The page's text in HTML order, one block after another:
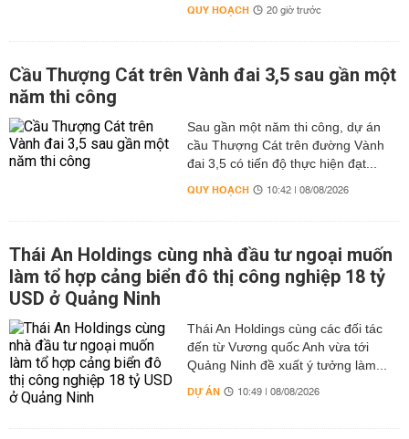
QUY HOẠCH 20 giờ trước
Cầu Thượng Cát trên Vành đai 3,5 sau gần một
năm thi công
Sau gần một năm thi công, dự án
cầu Thượng Cát trên đường Vành
đai 3,5 có tiến độ thực hiện đạt...
QUY HOẠCH 10:42 | 08/08/2026
Thái An Holdings cùng nhà đầu tư ngoại muốn
làm tổ hợp cảng biển đô thị công nghiệp 18 tỷ
USD ở Quảng Ninh
Thái An Holdings cùng các đối tác
đến từ Vương quốc Anh vừa tới
Quảng Ninh đề xuất ý tưởng làm...
DỰ ÁN 10:49 | 08/08/2026